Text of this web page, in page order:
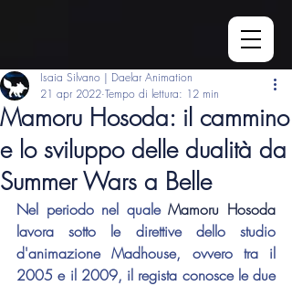
Mamoru Hosoda: il cammino
e lo sviluppo delle dualità da
Summer Wars a Belle
Isaia Silvano | Daelar Animation
21 apr 2022 Tempo di lettura: 12 min
Nel periodo nel quale Mamoru Hosoda
lavora sotto le direttive dello studio
d'animazione Madhouse, ovvero tra il
2005 e il 2009, il regista conosce le due